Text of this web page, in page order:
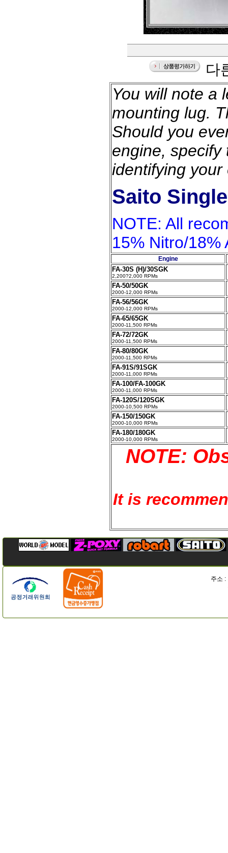
다
You will note a
mounting lug.
Should you
engine, specify
identifying your
Saito
NOTE: All
15% Nitro/18%
Engine
FA-30S (H)/30SGK
2,200?2,000 RPMs
FA-50/50GK
2000-12,000 RPMs
FA-56/56GK
2000-12,000 RPMs
FA-65/65GK
2000-11,500 RPMs
FA-72/72GK
2000-11,500 RPMs
FA-80/80GK
2000-11,500 RPMs
FA-91S/91SGK
2000-11,000 RPMs
FA-100/FA-100GK
2000-11,000 RPMs
FA-120S/120SGK
2000-10,500 RPMs
FA-150/150GK
2000-10,000 RPMs
FA-180/180GK
2000-10,000 RPMs
NOTE:
It is
주소